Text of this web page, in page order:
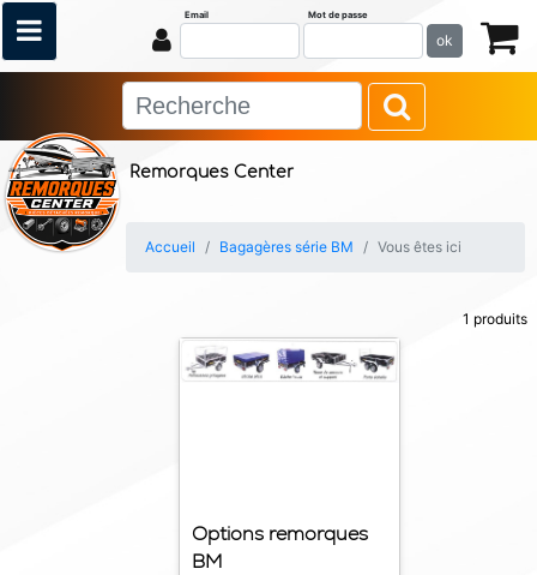
Remorques Center
Email Mot de passe
ok
Accueil Bagagères série BM Vous êtes ici
1 produits
Options remorques
BM